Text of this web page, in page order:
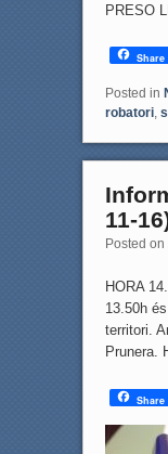
PRESO
Share
Posted in
robatori,
11-
Posted on
HORA
13.50h
territori.
Prunera.
Share